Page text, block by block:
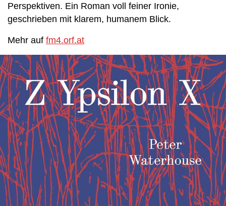
Perspektiven. Ein Roman voll feiner Ironie,
geschrieben mit klarem, humanem Blick.
Mehr auf fm4.orf.at